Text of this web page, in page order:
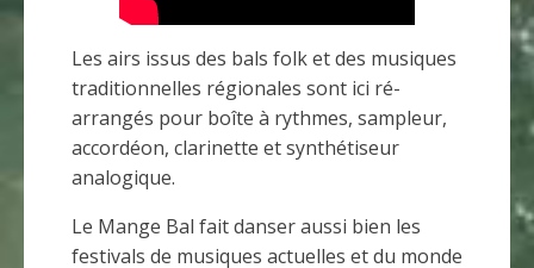
Les airs issus des bals folk et des musiques
traditionnelles régionales sont ici ré-
arrangés pour boîte à rythmes, sampleur,
accordéon, clarinette et synthétiseur
analogique.
Le Mange Bal fait danser aussi bien les
festivals de musiques actuelles et du monde